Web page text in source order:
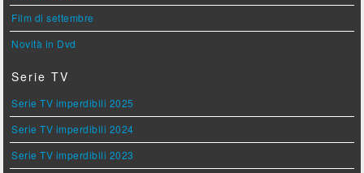
Film di settembre
Novità in Dvd
Serie TV
Serie TV imperdibili 2025
Serie TV imperdibili 2024
Serie TV imperdibili 2023